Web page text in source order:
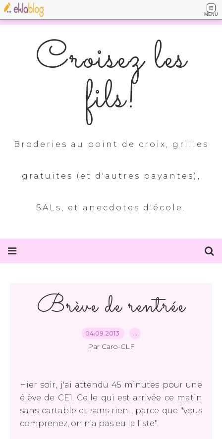
MENU
Croisez les
fils!
Broderies au point de croix, grilles
gratuites (et d'autres payantes),
SALs, et anecdotes d'école.
Brève de rentrée
04.09.2013 …
Par Caro-CLF
Hier soir, j'ai attendu 45 minutes pour une
élève de CE1. Celle qui est arrivée ce matin
sans cartable et sans rien , parce que "vous
comprenez, on n'a pas eu la liste".